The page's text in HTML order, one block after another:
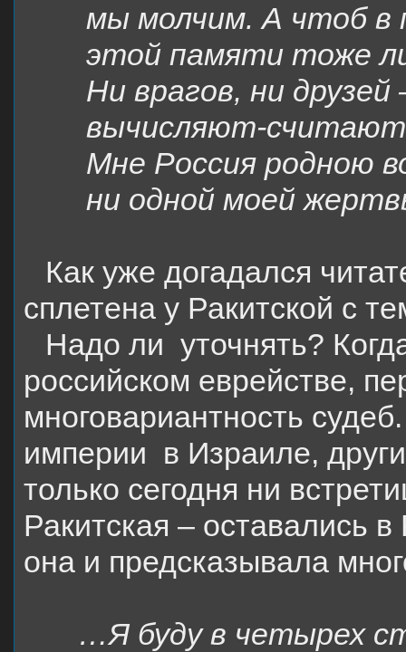
мы молчим. А чтоб в
этой памяти тоже
Ни врагов, ни
вычисляют-считают
Мне Россия родною
ни одной моей
Как уже догадался
сплетена у Ракитской с
Надо ли уточнять?
российском еврействе,
многовариантность
империи в Израиле,
только сегодня ни
Ракитская – оставались
она и предсказывала
…Я буду в четырех